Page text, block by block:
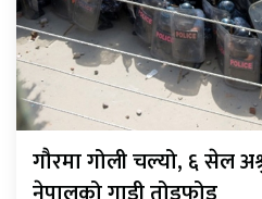
गौरमा गोली चल्यो, ६ सेल